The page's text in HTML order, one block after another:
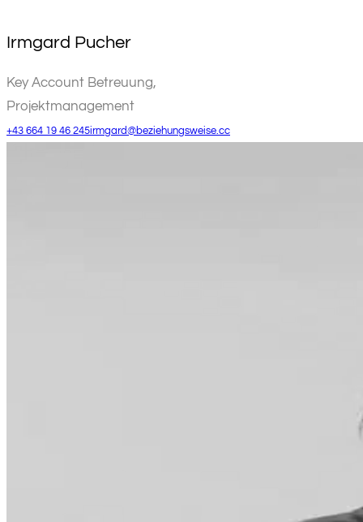
Irmgard Pucher
Key Account Betreuung,
Projektmanagement
+43 664 19 46 245irmgard@beziehungsweise.cc